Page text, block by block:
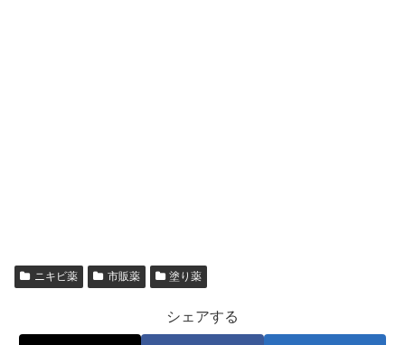
ニキビ薬 市販薬 塗り薬
シェアする